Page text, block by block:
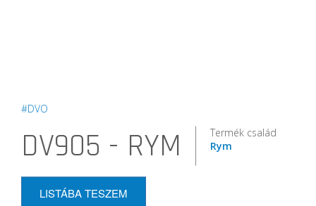
#DVO
DV905 - RYM
Termék család
Rym
LISTÁBA TESZEM